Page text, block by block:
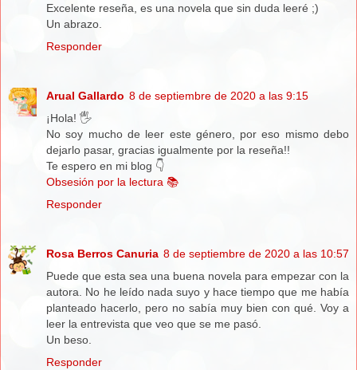
Excelente reseña, es una novela que sin duda leeré ;)
Un abrazo.
Responder
Arual Gallardo 8 de septiembre de 2020 a las 9:15
¡Hola! 🖐
No soy mucho de leer este género, por eso mismo debo
dejarlo pasar, gracias igualmente por la reseña!!
Te espero en mi blog 👇
Obsesión por la lectura 📚
Responder
Rosa Berros Canuria 8 de septiembre de 2020 a las 10:57
Puede que esta sea una buena novela para empezar con la
autora. No he leído nada suyo y hace tiempo que me había
planteado hacerlo, pero no sabía muy bien con qué. Voy a
leer la entrevista que veo que se me pasó.
Un beso.
Responder